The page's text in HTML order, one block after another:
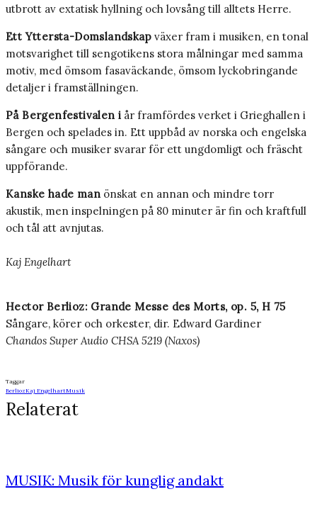
utbrott av extatisk hyllning och lovsång till alltets Herre.
Ett Yttersta-Domslandskap växer fram i musiken, en tonal
motsvarighet till sengotikens stora målningar med samma
motiv, med ömsom fasaväckande, ömsom lyckobringande
detaljer i framställningen.
På Bergenfestivalen i år framfördes verket i Grieghallen i
Bergen och spelades in. Ett uppbåd av norska och engelska
sångare och musiker svarar för ett ungdomligt och fräscht
uppförande.
Kanske hade man önskat en annan och mindre torr
akustik, men inspelningen på 80 minuter är fin och kraftfull
och tål att avnjutas.
Kaj Engelhart
Hector Berlioz: Grande Messe des Morts, op. 5, H 75
Sångare, körer och orkester, dir. Edward Gardiner
Chandos Super Audio CHSA 5219 (Naxos)
Taggar
BerliozKaj EngelhartMusik
Relaterat
MUSIK: Musik för kunglig andakt